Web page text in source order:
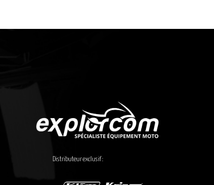
Distributeur exclusif :